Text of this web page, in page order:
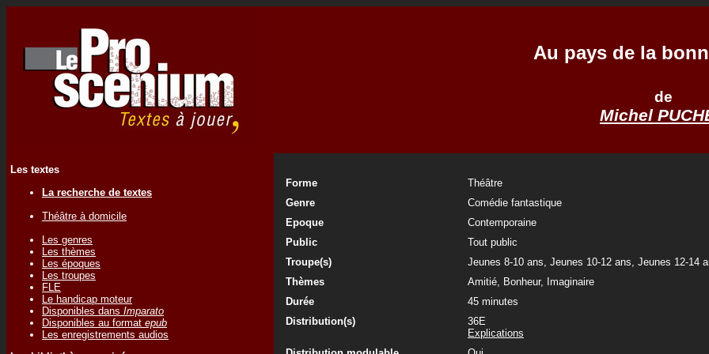
Au pays de la
de
Michel
Les textes
La recherche de textes
Théâtre à domicile
Les genres
Les thèmes
Les époques
Les troupes
FLE
Le handicap moteur
Disponibles dans Imparato
Disponibles au format epub
Les enregistrements audios
Forme
Théâtre
Genre
Comédie fantastique
Epoque
Contemporaine
Public
Tout public
Troupe(s)
Jeunes 8-10 ans, Jeunes 10-12 ans, Jeunes 12-14
Thèmes
Amitié, Bonheur, Imaginaire
Durée
45 minutes
Distribution(s)
36E
Explications